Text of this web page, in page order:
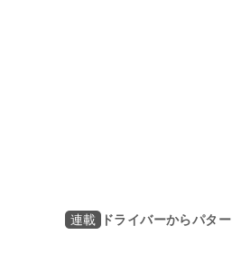
連載 ドライバーからパタ